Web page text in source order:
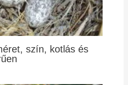
szín, kotlás és